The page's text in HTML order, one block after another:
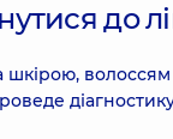
(1-5 шт.) (без
до